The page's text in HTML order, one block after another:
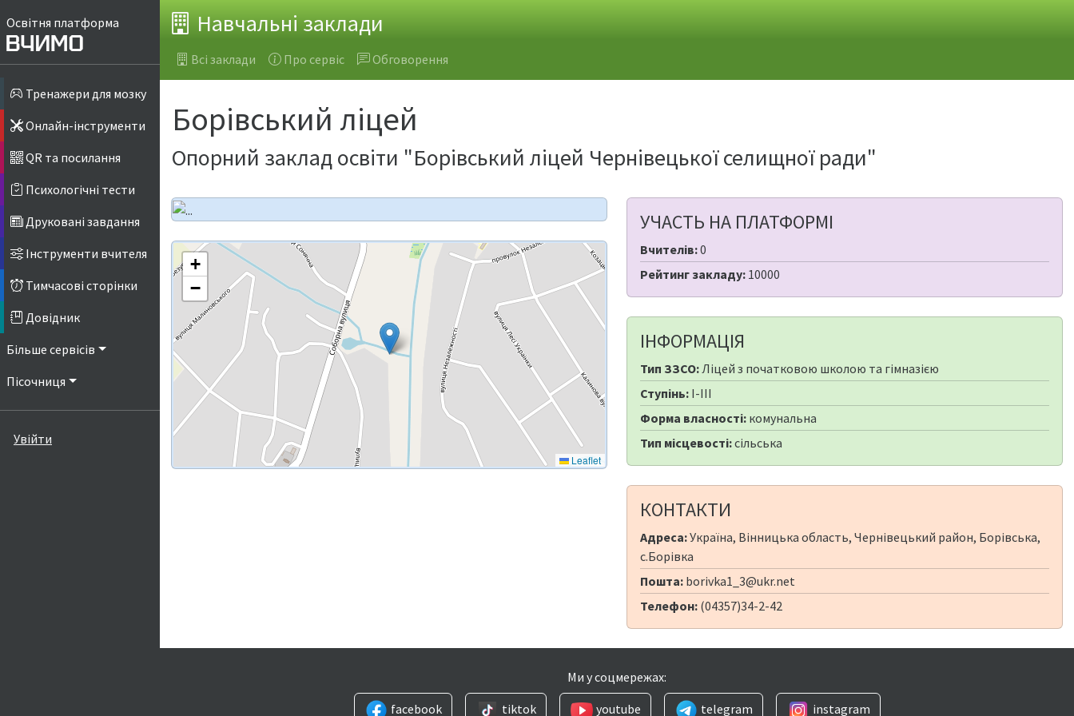
Освітня платформа
Тренажери для мозку
Онлайн-інструменти
QR та посилання
Психологічні тести
Друковані завдання
Інструменти вчителя
Тимчасові сторінки
Довідник
Більше сервісів
Пісочниця
Увійти
Навчальні заклади
Всі заклади Про сервіс Обговорення
Борівський ліцей
Опорний заклад освіти "Борівський ліцей Чернівецької селищної ради"
+
−
Leaflet
УЧАСТЬ НА ПЛАТФОРМІ
Вчителів:0
Рейтинг закладу: 10000
ІНФОРМАЦІЯ
Тип ЗЗСО:Ліцей з початковою школою та гімназією
Ступінь: I-III
Форма власності: комунальна
Тип місцевості:сільська
КОНТАКТИ
Адреса:Україна, Вінницька область, Чернівецький район, Борівська,
с.Борівка
Пошта: borivka1_3@ukr.net
Телефон: (04357)34-2-42
Ми у соцмережах:
facebook
tiktok youtube telegram instagram